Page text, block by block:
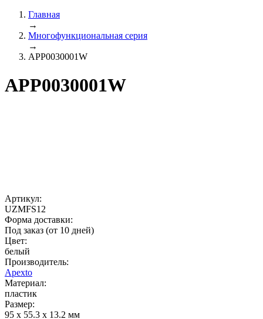
Главная
→
Многофункциональная серия
→
APP0030001W
APP0030001W
Артикул:
UZMFS12
Форма доставки:
Под заказ (от 10 дней)
Цвет:
белый
Производитель:
Apexto
Материал:
пластик
Размер:
95 x 55.3 x 13.2 мм